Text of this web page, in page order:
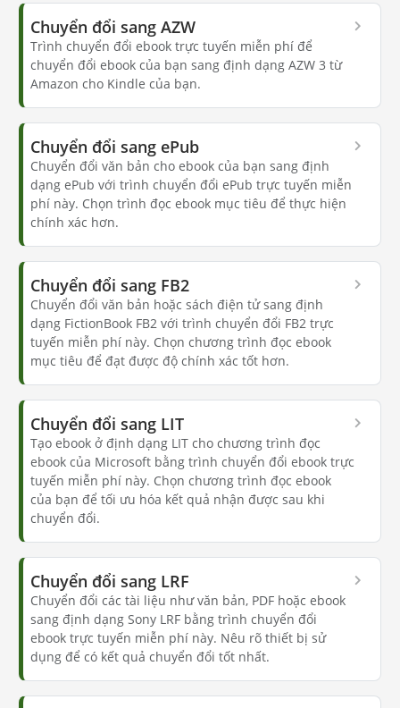
Chuyển đổi sang AZW
Trình chuyển đổi ebook trực tuyến miễn phí để
chuyển đổi ebook của bạn sang định dạng AZW 3 từ
Amazon cho Kindle của bạn.
Chuyển đổi sang ePub
Chuyển đổi văn bản cho ebook của bạn sang định
dạng ePub với trình chuyển đổi ePub trực tuyến miễn
phí này. Chọn trình đọc ebook mục tiêu để thực hiện
chính xác hơn.
Chuyển đổi sang FB2
Chuyển đổi văn bản hoặc sách điện tử sang định
dạng FictionBook FB2 với trình chuyển đổi FB2 trực
tuyến miễn phí này. Chọn chương trình đọc ebook
mục tiêu để đạt được độ chính xác tốt hơn.
Chuyển đổi sang LIT
Tạo ebook ở định dạng LIT cho chương trình đọc
ebook của Microsoft bằng trình chuyển đổi ebook trực
tuyến miễn phí này. Chọn chương trình đọc ebook
của bạn để tối ưu hóa kết quả nhận được sau khi
chuyển đổi.
Chuyển đổi sang LRF
Chuyển đổi các tài liệu như văn bản, PDF hoặc ebook
sang định dạng Sony LRF bằng trình chuyển đổi
ebook trực tuyến miễn phí này. Nêu rõ thiết bị sử
dụng để có kết quả chuyển đổi tốt nhất.